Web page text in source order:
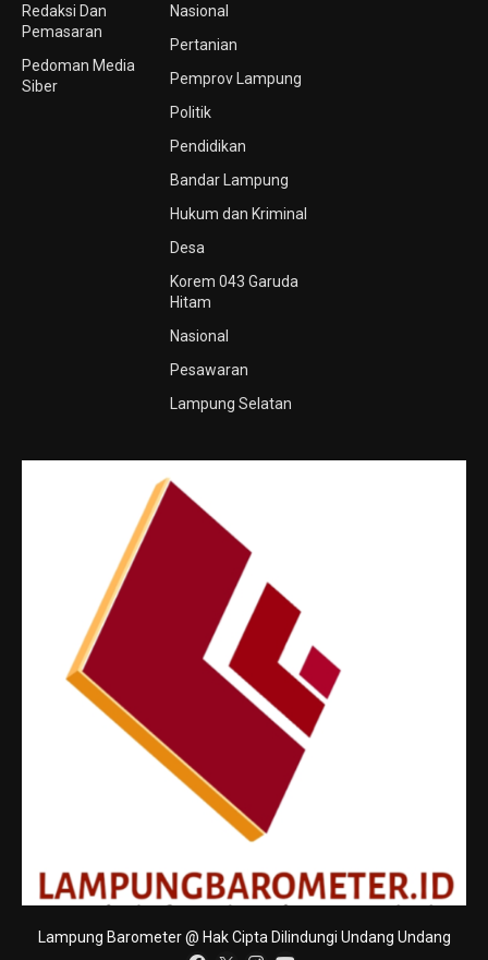
Redaksi Dan
Pemasaran
Pedoman Media
Siber
Nasional
Pertanian
Pemprov Lampung
Politik
Pendidikan
Bandar Lampung
Hukum dan Kriminal
Desa
Korem 043 Garuda
Hitam
Nasional
Pesawaran
Lampung Selatan
Lampung Barometer @ Hak Cipta Dilindungi Undang Undang